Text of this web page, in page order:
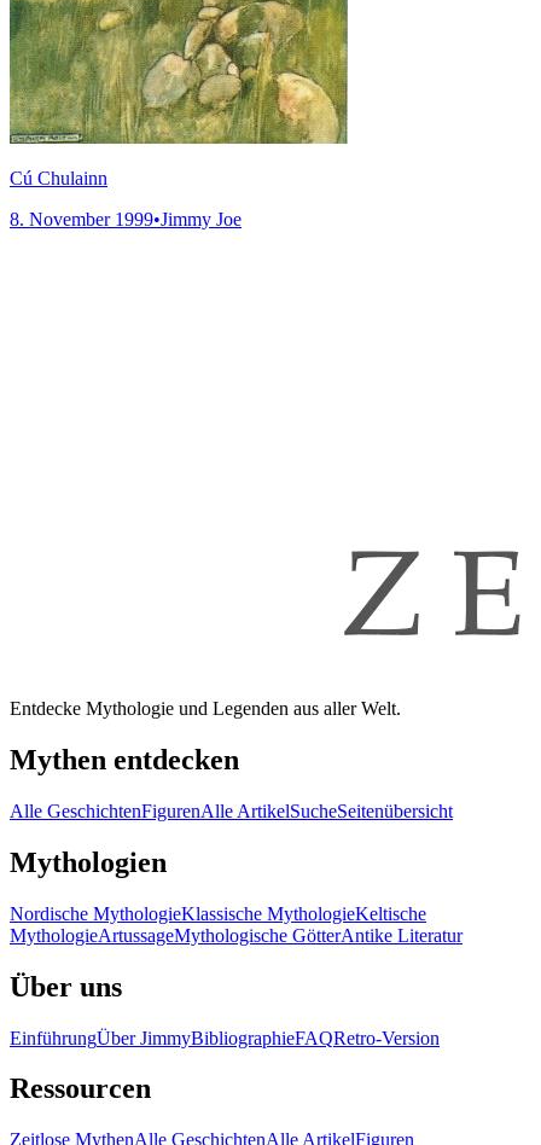
Cú Chulainn
8. November 1999•Jimmy Joe
Entdecke Mythologie und Legenden aus aller Welt.
Mythen entdecken
Alle GeschichtenFigurenAlle ArtikelSucheSeitenübersicht
Mythologien
Nordische MythologieKlassische MythologieKeltische
MythologieArtussageMythologische GötterAntike Literatur
Über uns
EinführungÜber JimmyBibliographieFAQRetro-Version
Ressourcen
Zeitlose MythenAlle GeschichtenAlle ArtikelFiguren